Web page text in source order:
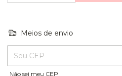
Meios de envio
Entregas para o CEP:
Não sei meu CEP